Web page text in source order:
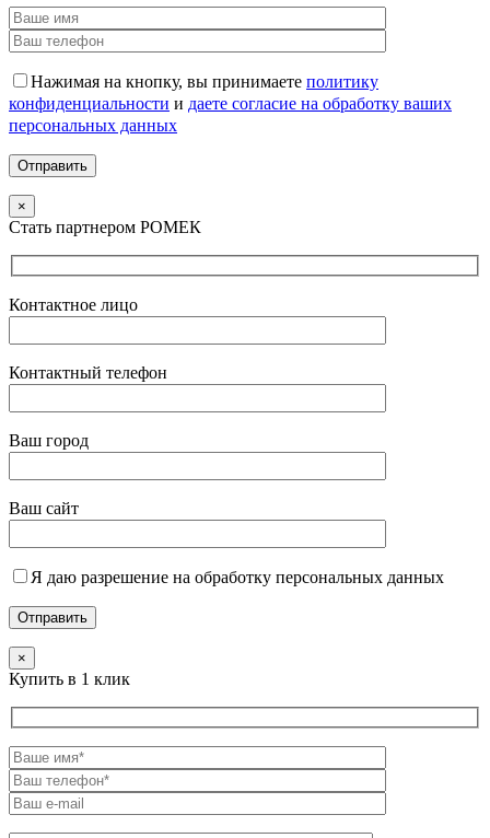
Нажимая на кнопку, вы принимаете политику
конфиденциальности и даете согласие на обработку ваших
персональных данных
×
Стать партнером РОМЕК
Контактное лицо
Контактный телефон
Ваш город
Ваш сайт
Я даю разрешение на обработку персональных данных
×
Купить в 1 клик